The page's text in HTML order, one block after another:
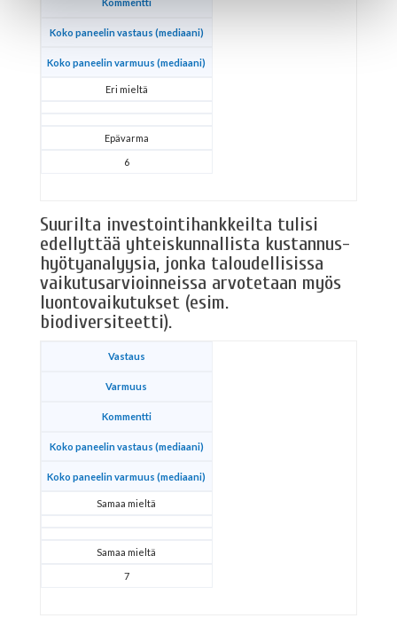
Kommentti
Koko paneelin vastaus (mediaani)
Koko paneelin varmuus (mediaani)
Eri mieltä
Epävarma
6
Suurilta investointihankkeilta tulisi
edellyttää yhteiskunnallista kustannus-
hyötyanalyysia, jonka taloudellisissa
vaikutusarvioinneissa arvotetaan myös
luontovaikutukset (esim.
biodiversiteetti).
Vastaus
Varmuus
Kommentti
Koko paneelin vastaus (mediaani)
Koko paneelin varmuus (mediaani)
Samaa mieltä
Samaa mieltä
7